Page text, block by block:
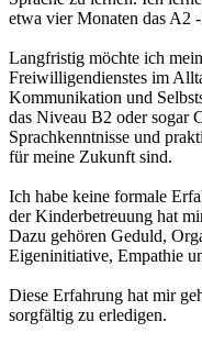
etwa vier Monaten das A2
Langfristig möchte ich
Freiwilligendienstes im
Kommunikation und
das Niveau B2 oder sogar
Sprachkenntnisse und
für meine Zukunft sind.
Ich habe keine formale
der Kinderbetreuung hat
Dazu gehören Geduld,
Eigeninitiative, Empathie
Diese Erfahrung hat mir
sorgfältig zu erledigen.